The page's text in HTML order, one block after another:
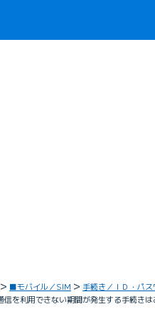
■モバイル／SIM 手続き／ＩＤ・パス
を利用できない期間が発生する手続き